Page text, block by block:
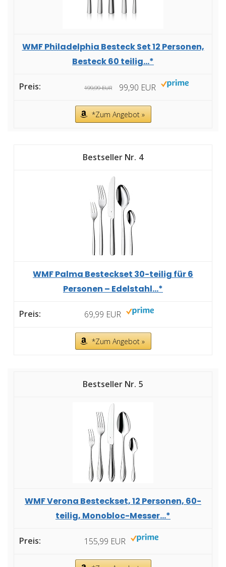
WMF Philadelphia Besteck Set 12 Personen,
Besteck 60 teilig...*
199,99 EUR 99,90 EUR
*Zum Angebot »
4
WMF Palma Besteckset 30-teilig für 6
Personen – Edelstahl...*
69,99 EUR
*Zum Angebot »
5
WMF Verona Besteckset, 12 Personen, 60-
teilig, Monobloc-Messer...*
155,99 EUR